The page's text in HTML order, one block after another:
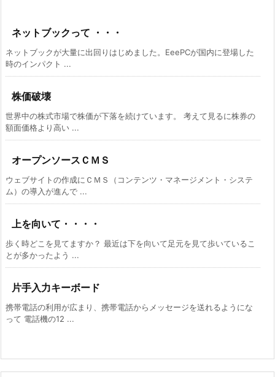
ネットブックって ・・・
ネットブックが大量に出回りはじめました。EeePCが国内に登場した
時のインパクト ...
株価破壊
世界中の株式市場で株価が下落を続けています。 考えて見るに株券の
額面価格より高い ...
オープンソースＣＭＳ
ウェブサイトの作成にＣＭＳ（コンテンツ・マネージメント・システ
ム）の導入が進んで ...
上を向いて・・・・
歩く時どこを見てますか？ 最近は下を向いて足元を見て歩いているこ
とが多かったよう ...
片手入力キーボード
携帯電話の利用が広まり、携帯電話からメッセージを送れるようにな
って 電話機の12 ...